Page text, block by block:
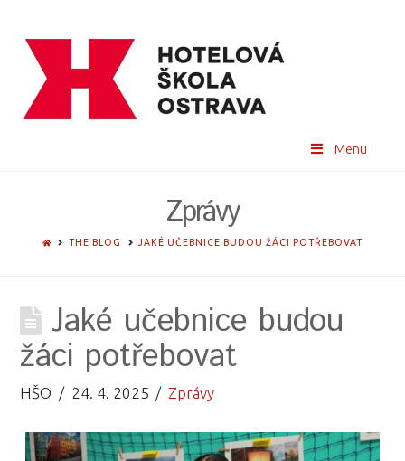
Menu
Zprávy
HOMETHE BLOG JAKÉ UČEBNICE BUDOU ŽÁCI POTŘEBOVAT
Jaké učebnice budou
žáci potřebovat
HŠO 24. 4. 2025 Zprávy